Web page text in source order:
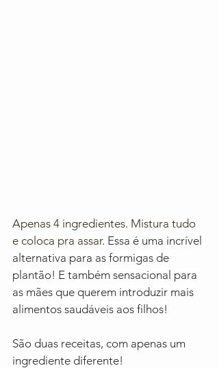
Apenas 4 ingredientes. Mistura tudo
e coloca pra assar. Essa é uma incrível
alternativa para as formigas de
plantão! E também sensacional para
as mães que querem introduzir mais
alimentos saudáveis aos filhos!
São duas receitas, com apenas um
ingrediente diferente!